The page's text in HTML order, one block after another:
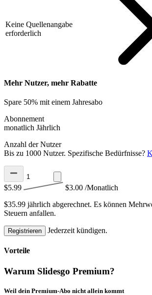
Keine Quellenangabe
erforderlich
Mehr Nutzer, mehr Rabatte
Spare 50% mit einem Jahresabo
Abonnement
monatlich Jährlich
Anzahl der Nutzer
Bis zu 1000 Nutzer. Spezifische Bedürfnisse?
$5.99 $3.00 /Monatlich
$35.99 jährlich abgerechnet. Es können
Steuern anfallen.
Registrieren Jederzeit kündigen.
Vorteile
Warum Slidesgo Premium?
Weil dein Premium-Abo nicht allein kommt